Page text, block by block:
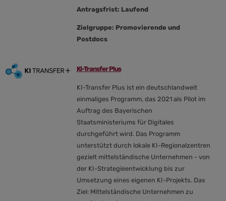
Antragsfrist: Laufend
Zielgruppe: Promovierende und
Postdocs
KI-Transfer Plus
KI-Transfer Plus ist ein deutschlandweit
einmaliges Programm, das 2021 als Pilot im
Auftrag des Bayerischen
Staatsministeriums für Digitales
durchgeführt wird. Das Programm
unterstützt durch lokale KI-Regionalzentren
gezielt mittelständische Unternehmen - von
der KI-Strategieentwicklung bis zur
Umsetzung eines eigenen KI-Projekts. Das
Ziel: Mittelständische Unternehmen zu